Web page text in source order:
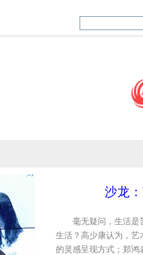
沙龙
毫无疑问，生活是
生活？高少康认为，艺
的灵感呈现方式；郑